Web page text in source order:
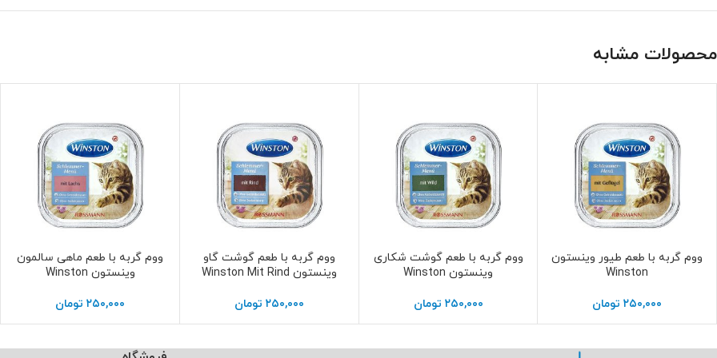
محصولات مشابه
افزودن به سبد خرید
ووم گربه با طعم طیور وینستون
Winston
۲۵۰,۰۰۰ تومان
افزودن به سبد خرید
ووم گربه با طعم گوشت شکاری
وینستون Winston
۲۵۰,۰۰۰ تومان
افزودن به سبد خرید
ووم گربه با طعم گوشت گاو
وینستون Winston Mit Rind
۲۵۰,۰۰۰ تومان
افزودن به سبد خرید
ووم گربه با طعم ماهی سالمون
وینستون Winston
۲۵۰,۰۰۰ تومان